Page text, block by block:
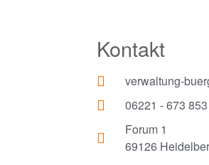
Kontakt
verwaltung-
06221 - 673
Forum 1
69126